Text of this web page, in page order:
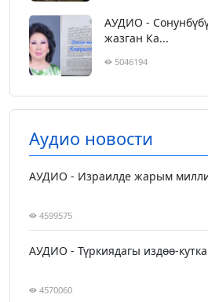
АУДИО -
жазган Ка...
5046194
Аудио новости
АУДИО - Израилде жарым
4599575
АУДИО - Түркиядагы издөө-
4570060